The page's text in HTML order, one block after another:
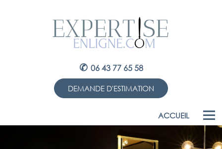
✆ 06 43 77 65 58
DEMANDE D'ESTIMATION
ACCUEIL